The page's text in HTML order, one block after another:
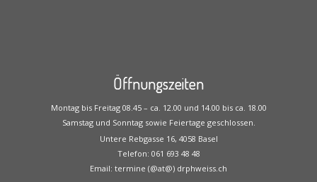
Öffnungszeiten
Montag bis Freitag 08.45 – ca. 12.00 und 14.00 bis ca. 18.00
Samstag und Sonntag sowie Feiertage geschlossen.
Untere Rebgasse 16, 4058 Basel
Telefon: 061 693 48 48
Email: termine (@at@) drphweiss.ch